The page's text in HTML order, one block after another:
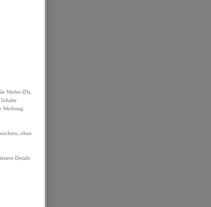
Werbe-IDs,
Inhalte
Werbung
ohne
Details